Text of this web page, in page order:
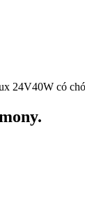
24V40W có